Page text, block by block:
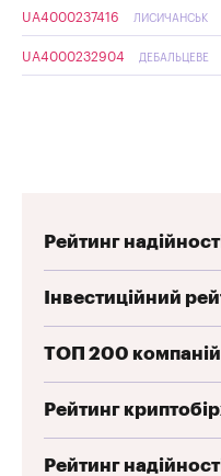
UA4000237416 ЛИСИЧАНСЬК
UA4000232904 ДЕБАЛЬЦЕВЕ
Рейтинг
Інвестиційний
ТОП 200 компаній
Рейтинг
Рейтинг